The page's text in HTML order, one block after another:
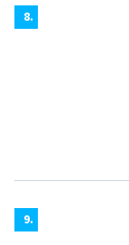
8.
9.